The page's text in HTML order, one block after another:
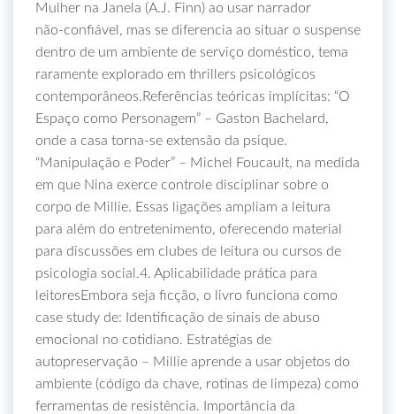
Mulher na Janela (A.J. Finn) ao usar narrador
não‑confiável, mas se diferencia ao situar o suspense
dentro de um ambiente de serviço doméstico, tema
raramente explorado em thrillers psicológicos
contemporâneos.Referências teóricas implícitas: “O
Espaço como Personagem” – Gaston Bachelard,
onde a casa torna‑se extensão da psique.
“Manipulação e Poder” – Michel Foucault, na medida
em que Nina exerce controle disciplinar sobre o
corpo de Millie. Essas ligações ampliam a leitura
para além do entretenimento, oferecendo material
para discussões em clubes de leitura ou cursos de
psicologia social.4. Aplicabilidade prática para
leitoresEmbora seja ficção, o livro funciona como
case study de: Identificação de sinais de abuso
emocional no cotidiano. Estratégias de
autopreservação – Millie aprende a usar objetos do
ambiente (código da chave, rotinas de limpeza) como
ferramentas de resistência. Importância da